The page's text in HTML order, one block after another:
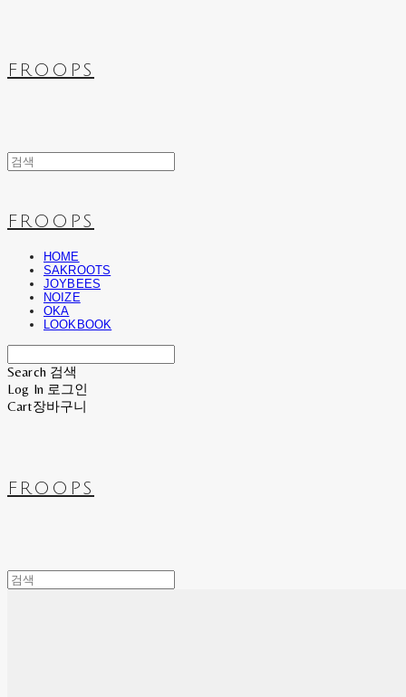
FROOPS
FROOPS
HOME
SAKROOTS
JOYBEES
NOIZE
OKA
LOOKBOOK
Search 검색
Log In 로그인
Cart장바구니
FROOPS